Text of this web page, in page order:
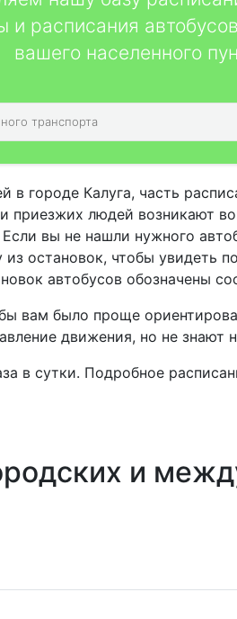
расписания
вашего населенного
городе Калуга, часть
приезжих людей возникают
вы не нашли нужного
остановок, чтобы увидеть
автобусов обозначены
вам было проще
движения, но не знают
в сутки. Подробное
и